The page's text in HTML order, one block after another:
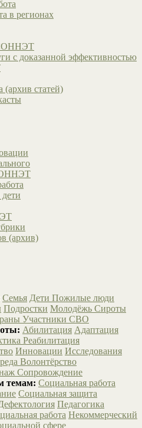
в регионах
с доказанной эффективностью
(архив статей)
(архив)
Семья Дети Пожилые люди
Подростки Молодёжь Сироты
Участники СВО
Абилитация Адаптация
Реабилитация
Инновации Исследования
Волонтёрство
Сопровождение
темам: Социальная работа
Социальная защита
Педагогика
работа Некоммерческий
сфере